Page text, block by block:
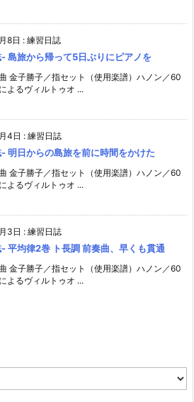
8日 : 練習日誌
島旅から帰って5日ぶりにピアノを
金子勝子／指セット（使用楽譜）ハノン／60
よるヴィルトゥオ ...
4日 : 練習日誌
明日からの島旅を前に時間をかけた
金子勝子／指セット（使用楽譜）ハノン／60
よるヴィルトゥオ ...
3日 : 練習日誌
平均律2巻 ト長調 前奏曲、早くも貫通
金子勝子／指セット（使用楽譜）ハノン／60
よるヴィルトゥオ ...